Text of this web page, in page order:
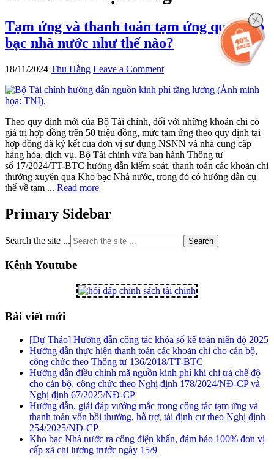
Tạm ứng và thanh toán tạm ứng qua Kho
bạc nhà nước như thế nào?
18/11/2024 Thu Hằng Leave a Comment
Theo quy định mới của Bộ Tài chính, đối với những khoản chi có
giá trị hợp đồng trên 50 triệu đồng, mức tạm ứng theo quy định tại
hợp đồng đã ký kết của đơn vị sử dụng NSNN và nhà cung cấp
hàng hóa, dịch vụ. Bộ Tài chính vừa ban hành Thông tư
số 17/2024/TT-BTC hướng dẫn kiểm soát, thanh toán các khoản chi
thường xuyên qua Kho bạc Nhà nước, trong đó có hướng dẫn cụ
thể về tạm ... Read more
Primary Sidebar
Search the site ...
Kênh Youtube
Bài viết mới
[Dự Thảo] Hướng dẫn công tác khóa sổ kế toán niên độ 2025
Hướng dẫn thực hiện thanh toán các khoản chi cho cán bộ,
công chức theo Thông tư 136/2018/TT-BTC
Hướng dẫn điều chỉnh mã nguồn kinh phí khi chi trả chế độ
cho cán bộ, công chức theo Nghị định 178/2024/NĐ-CP và
Nghị định 67/2025/NĐ-CP
Hướng dẫn, giải đáp vướng mắc trong công tác tạm ứng và
thanh toán vốn bồi thường, hỗ trợ, tái định cư theo Nghị định
254/2025/NĐ-CP
Kho bạc Nhà nước ra công điện khẩn, đảm bảo 100% đơn vị
cấp xã chi lương trước ngày 15/9